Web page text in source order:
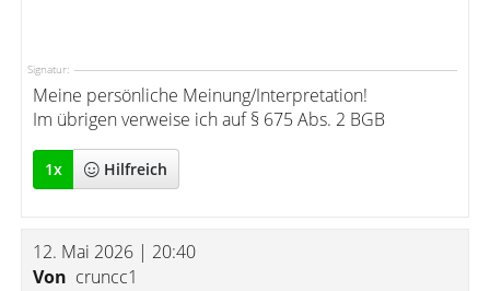
Signatur:
Meine persönliche Meinung/Interpretation!
Im übrigen verweise ich auf § 675 Abs. 2 BGB
1x Hilfreich
12. Mai 2026 | 20:40
Von cruncc1